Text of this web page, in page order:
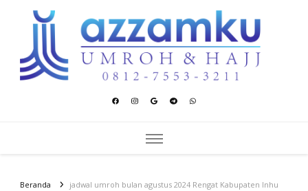
Azzamku Umroh dan Hajj
Beranda jadwal umroh bulan agustus 2024 Rengat Kabupaten Inhu